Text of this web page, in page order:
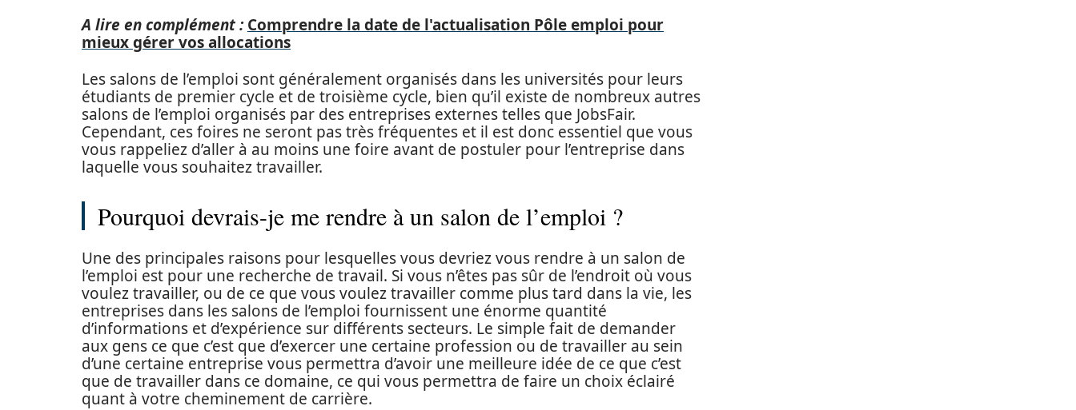
A lire en complément : Comprendre la date de l'actualisation Pôle emploi pour
mieux gérer vos allocations
Les salons de l’emploi sont généralement organisés dans les universités pour leurs
étudiants de premier cycle et de troisième cycle, bien qu’il existe de nombreux autres
salons de l’emploi organisés par des entreprises externes telles que JobsFair.
Cependant, ces foires ne seront pas très fréquentes et il est donc essentiel que vous
vous rappeliez d’aller à au moins une foire avant de postuler pour l’entreprise dans
laquelle vous souhaitez travailler.
Pourquoi devrais-je me rendre à un salon de l’emploi ?
Une des principales raisons pour lesquelles vous devriez vous rendre à un salon de
l’emploi est pour une recherche de travail. Si vous n’êtes pas sûr de l’endroit où vous
voulez travailler, ou de ce que vous voulez travailler comme plus tard dans la vie, les
entreprises dans les salons de l’emploi fournissent une énorme quantité
d’informations et d’expérience sur différents secteurs. Le simple fait de demander
aux gens ce que c’est que d’exercer une certaine profession ou de travailler au sein
d’une certaine entreprise vous permettra d’avoir une meilleure idée de ce que c’est
que de travailler dans ce domaine, ce qui vous permettra de faire un choix éclairé
quant à votre cheminement de carrière.